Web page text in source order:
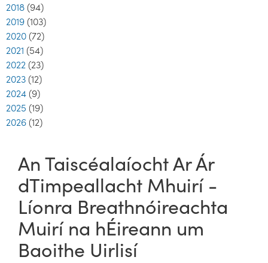
2018 (94)
2019 (103)
2020 (72)
2021 (54)
2022 (23)
2023 (12)
2024 (9)
2025 (19)
2026 (12)
An Taiscéalaíocht Ar Ár
dTimpeallacht Mhuirí -
Líonra Breathnóireachta
Muirí na hÉireann um
Baoithe Uirlisí